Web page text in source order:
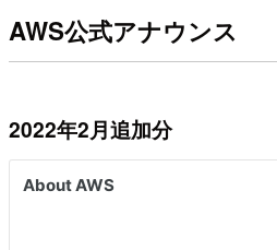
AWS公式アナウンス
2022年2月追加分